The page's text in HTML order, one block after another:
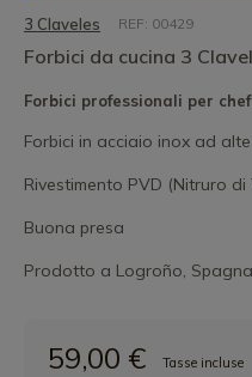
3 Claveles REF: 00429
Forbici da cucina 3
Forbici professionali per
Forbici in acciaio inox ad
Rivestimento PVD (Nitruro di
Buona presa
Prodotto a Logroño,
59,00 €
Tasse incluse